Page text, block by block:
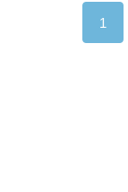
1